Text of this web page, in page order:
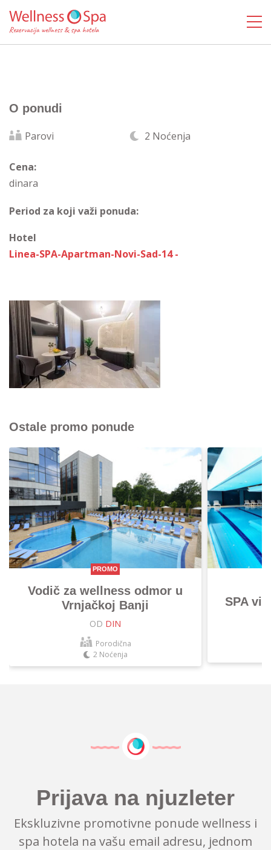
O ponudi
Parovi 2 Noćenja
Cena:
dinara
Period za koji važi ponuda:
Hotel
Linea-SPA-Apartman-Novi-Sad-14 -
Ostale promo ponude
PROMO
Vodič za wellness odmor u
Vrnjačkoj Banji
OD DIN
Porodična
2 Noćenja
SPA
Prijava na njuzleter
Ekskluzivne promotivne ponude wellness i
spa hotela na vašu email adresu, jednom